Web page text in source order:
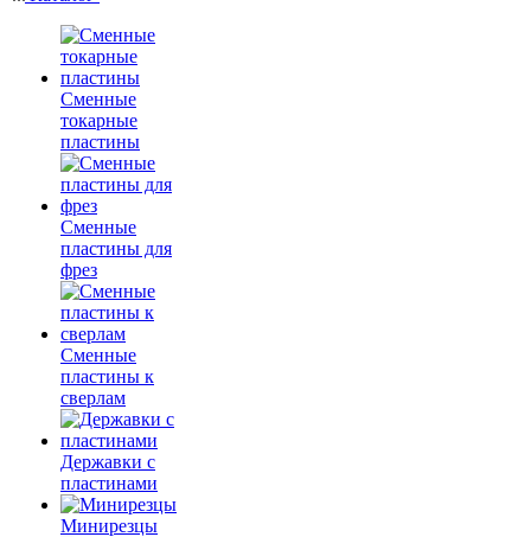
Сменные
токарные
пластины
Сменные
пластины для
фрез
Сменные
пластины к
сверлам
Державки с
пластинами
Минирезцы